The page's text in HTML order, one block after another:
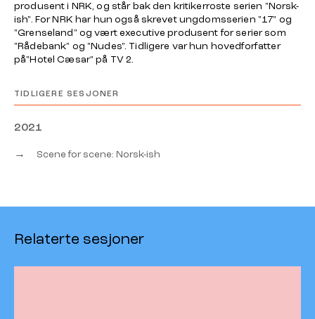
produsent i NRK, og står bak den kritikerroste serien "Norsk-
ish". For NRK har hun også skrevet ungdomsserien "17" og
"Grenseland" og vært executive produsent for serier som
"Rådebank" og "Nudes". Tidligere var hun hovedforfatter
på"Hotel Cæsar" på TV 2.
TIDLIGERE SESJONER
2021
→ Scene for scene: Norsk-ish
Relaterte sesjoner